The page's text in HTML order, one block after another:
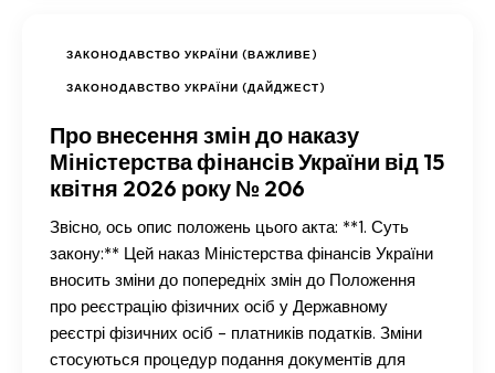
ЗАКОНОДАВСТВО УКРАЇНИ (ВАЖЛИВЕ)
ЗАКОНОДАВСТВО УКРАЇНИ (ДАЙДЖЕСТ)
Про внесення змін до наказу
Міністерства фінансів України від 15
квітня 2026 року № 206
Звісно, ось опис положень цього акта: **1. Суть
закону:** Цей наказ Міністерства фінансів України
вносить зміни до попередніх змін до Положення
про реєстрацію фізичних осіб у Державному
реєстрі фізичних осіб - платників податків. Зміни
стосуються процедур подання документів для